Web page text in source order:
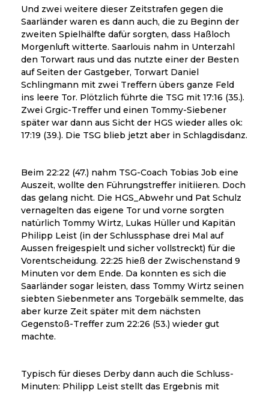
Und zwei weitere dieser Zeitstrafen gegen die
Saarländer waren es dann auch, die zu Beginn der
zweiten Spielhälfte dafür sorgten, dass Haßloch
Morgenluft witterte. Saarlouis nahm in Unterzahl
den Torwart raus und das nutzte einer der Besten
auf Seiten der Gastgeber, Torwart Daniel
Schlingmann mit zwei Treffern übers ganze Feld
ins leere Tor. Plötzlich führte die TSG mit 17:16 (35.).
Zwei Grgic-Treffer und einen Tommy-Siebener
später war dann aus Sicht der HGS wieder alles ok:
17:19 (39.). Die TSG blieb jetzt aber in Schlagdisdanz.
Beim 22:22 (47.) nahm TSG-Coach Tobias Job eine
Auszeit, wollte den Führungstreffer initiieren. Doch
das gelang nicht. Die HGS_Abwehr und Pat Schulz
vernagelten das eigene Tor und vorne sorgten
natürlich Tommy Wirtz, Lukas Hüller und Kapitän
Philipp Leist (in der Schlussphase drei Mal auf
Aussen freigespielt und sicher vollstreckt) für die
Vorentscheidung. 22:25 hieß der Zwischenstand 9
Minuten vor dem Ende. Da konnten es sich die
Saarländer sogar leisten, dass Tommy Wirtz seinen
siebten Siebenmeter ans Torgebälk semmelte, das
aber kurze Zeit später mit dem nächsten
Gegenstoß-Treffer zum 22:26 (53.) wieder gut
machte.
Typisch für dieses Derby dann auch die Schluss-
Minuten: Philipp Leist stellt das Ergebnis mit